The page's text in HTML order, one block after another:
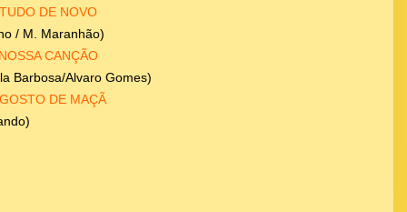
TUDO DE NOVO
/ M. Maranhão)
NOSSA CANÇÃO
Barbosa/Alvaro Gomes)
GOSTO DE MAÇÃ